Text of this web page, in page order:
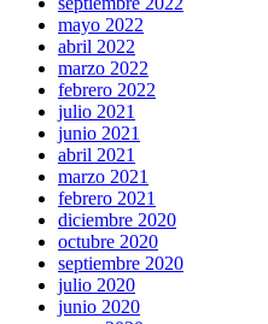
mayo 2022
abril 2022
marzo 2022
febrero 2022
julio 2021
junio 2021
abril 2021
marzo 2021
febrero 2021
diciembre 2020
octubre 2020
septiembre 2020
julio 2020
junio 2020